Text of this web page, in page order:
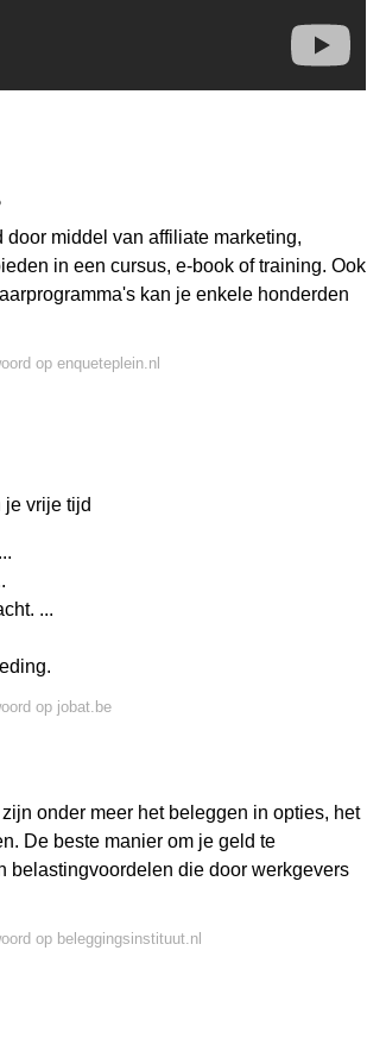
middel van affiliate marketing,
in een cursus, e-book of training. Ook
kan je enkele honderden
op enqueteplein.nl
je vrije tijd
...
op jobat.be
onder meer het beleggen in opties, het
De beste manier om je geld te
belastingvoordelen die door werkgevers
op beleggingsinstituut.nl